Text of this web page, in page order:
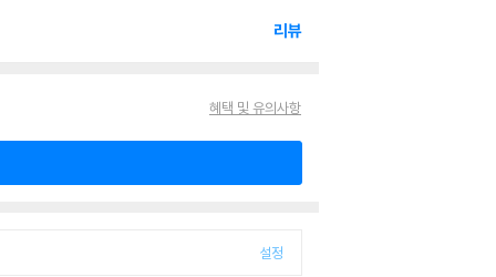
리뷰
혜택 및 유의사항
설정